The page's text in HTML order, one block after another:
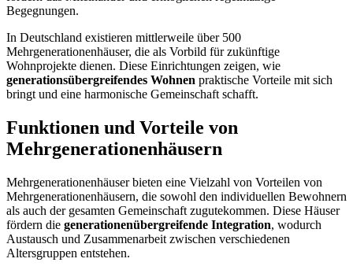
Begegnungen.
In Deutschland existieren mittlerweile über 500
Mehrgenerationenhäuser, die als Vorbild für zukünftige
Wohnprojekte dienen. Diese Einrichtungen zeigen, wie
generationsübergreifendes Wohnen praktische Vorteile mit sich
bringt und eine harmonische Gemeinschaft schafft.
Funktionen und Vorteile von
Mehrgenerationenhäusern
Mehrgenerationenhäuser bieten eine Vielzahl von Vorteilen von
Mehrgenerationenhäusern, die sowohl den individuellen Bewohnern
als auch der gesamten Gemeinschaft zugutekommen. Diese Häuser
fördern die generationenübergreifende Integration, wodurch
Austausch und Zusammenarbeit zwischen verschiedenen
Altersgruppen entstehen.